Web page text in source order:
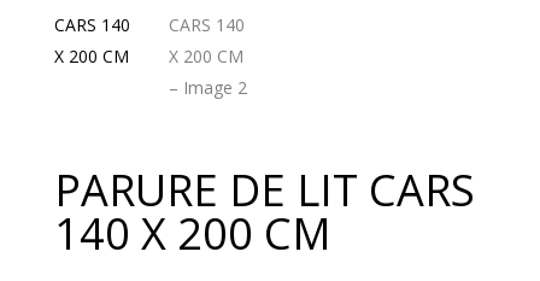
PARURE DE LIT CARS
140 X 200 CM